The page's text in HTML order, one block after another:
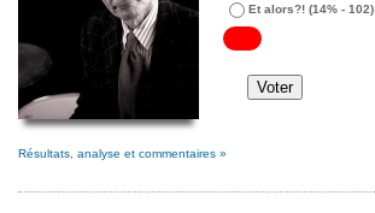
Et alors?! (14% - 102)
Résultats, analyse et commentaires »